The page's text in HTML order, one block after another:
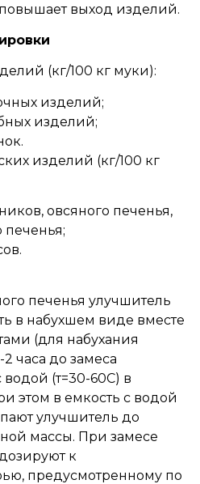
выход изделий.
(кг/100 кг муки):
изделий;
изделий;
изделий (кг/100 кг
овсяного печенья,
печенья;
печенья улучшитель
в набухшем виде вместе
(для набухания
часа до замеса
(т=30-60С) в
этом в емкость с водой
улучшитель до
массы. При замесе
к
предусмотренному по